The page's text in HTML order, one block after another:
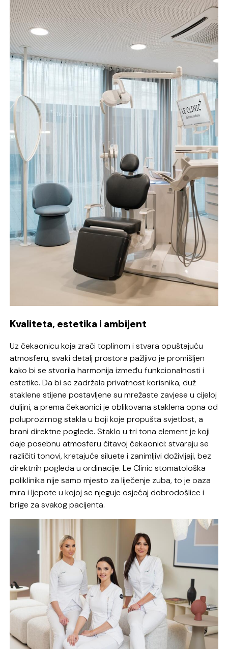
Kvaliteta, estetika i ambijent
Uz čekaonicu koja zrači toplinom i stvara opuštajuću
atmosferu, svaki detalj prostora pažljivo je promišljen
kako bi se stvorila harmonija između funkcionalnosti i
estetike. Da bi se zadržala privatnost korisnika, duž
staklene stijene postavljene su mrežaste zavjese u cijeloj
duljini, a prema čekaonici je oblikovana staklena opna od
poluprozirnog stakla u boji koje propušta svjetlost, a
brani direktne poglede. Staklo u tri tona element je koji
daje posebnu atmosferu čitavoj čekaonici: stvaraju se
različiti tonovi, kretajuće siluete i zanimljivi doživljaji, bez
direktnih pogleda u ordinacije. Le Clinic stomatološka
poliklinika nije samo mjesto za liječenje zuba, to je oaza
mira i ljepote u kojoj se njeguje osjećaj dobrodošlice i
brige za svakog pacijenta.